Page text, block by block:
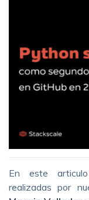
En este articulo
realizadas por